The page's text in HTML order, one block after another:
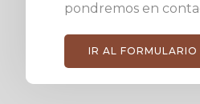
pondremos en
IR AL FORMULARIO